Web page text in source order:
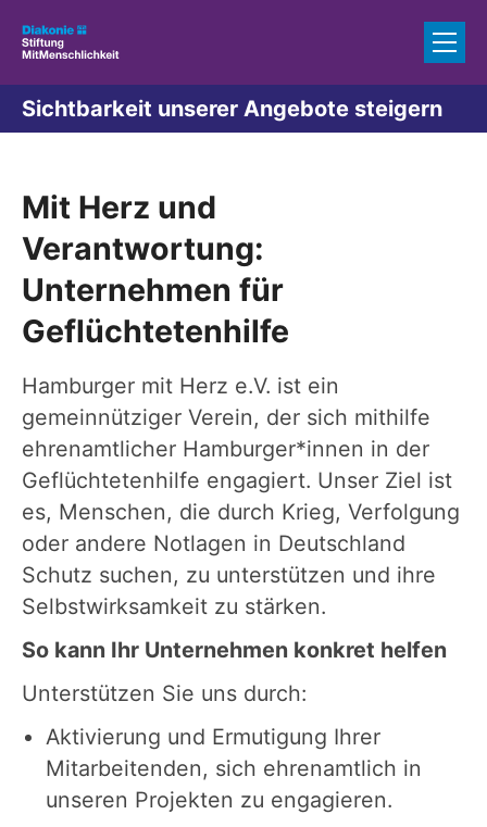
Sichtbarkeit unserer Angebote steigern
Mit Herz und
Verantwortung:
Unternehmen für
Geflüchtetenhilfe
Hamburger mit Herz e.V. ist ein
gemeinnütziger Verein, der sich mithilfe
ehrenamtlicher Hamburger*innen in der
Geflüchtetenhilfe engagiert. Unser Ziel ist
es, Menschen, die durch Krieg, Verfolgung
oder andere Notlagen in Deutschland
Schutz suchen, zu unterstützen und ihre
Selbstwirksamkeit zu stärken.
So kann Ihr Unternehmen konkret helfen
Unterstützen Sie uns durch:
Aktivierung und Ermutigung Ihrer
Mitarbeitenden, sich ehrenamtlich in
unseren Projekten zu engagieren.